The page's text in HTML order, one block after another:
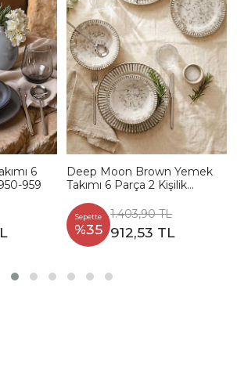
6
959
Deep Moon Brown Yemek
Takımı 6 Parça 2 Kişilik
Sepette
%35
1.403,90 TL
912,53 TL